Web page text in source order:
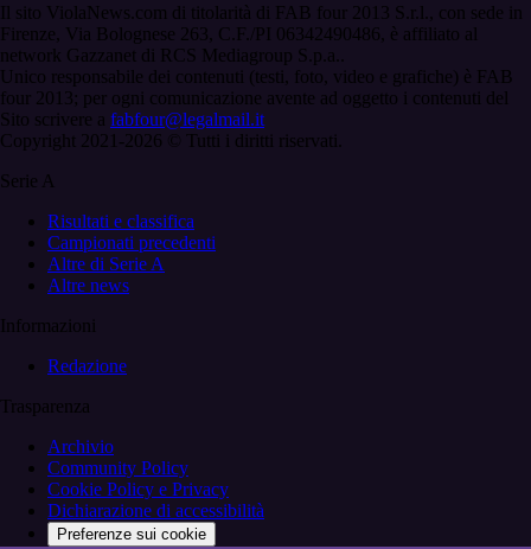
Il sito ViolaNews.com di titolarità di FAB four 2013 S.r.l., con sede in
Firenze, Via Bolognese 263, C.F./PI 06342490486, è affiliato al
network Gazzanet di RCS Mediagroup S.p.a..
Unico responsabile dei contenuti (testi, foto, video e grafiche) è FAB
four 2013; per ogni comunicazione avente ad oggetto i contenuti del
Sito scrivere a fabfour@legalmail.it
Copyright 2021-2026 © Tutti i diritti riservati.
Serie A
Risultati e classifica
Campionati precedenti
Altre di Serie A
Altre news
Informazioni
Redazione
Trasparenza
Archivio
Community Policy
Cookie Policy e Privacy
Dichiarazione di accessibilità
Preferenze sui cookie